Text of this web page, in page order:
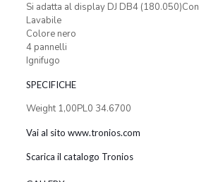
Si adatta al display DJ DB4
Lavabile
Colore nero
4 pannelli
Ignifugo
SPECIFICHE
Weight 1,00PL0 34.6700
Vai al sito www.tronios.com
Scarica il catalogo Tronios